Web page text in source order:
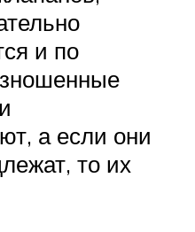
и по
а если они
то их